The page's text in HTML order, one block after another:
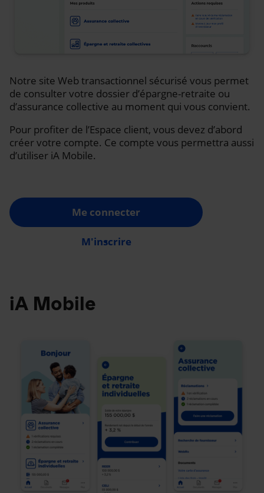
Notre site Web transactionnel sécurisé vous permet
de consulter votre dossier d’épargne-retraite ou
d’assurance collective au moment qui vous convient.
Pour profiter de l’Espace client, vous devez d’abord
créer votre compte. Ce compte vous permettra aussi
d’utiliser iA Mobile.
Me connecter
M'inscrire
iA Mobile